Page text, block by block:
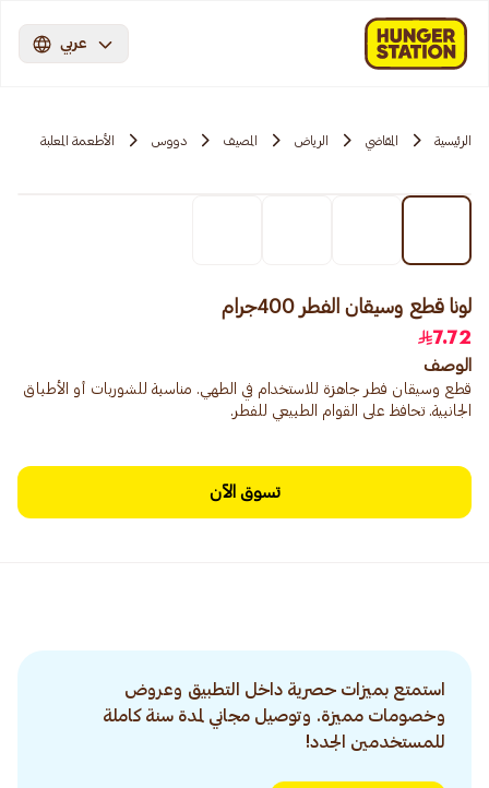
عربي
الرئيسية المقاضي الرياض المصيف دووس الأطعمة المعلبة
لونا قطع وسيقان الفطر 400جرام
7.72
الوصف
قطع وسيقان فطر جاهزة للاستخدام في الطهي. مناسبة للشوربات أو الأطباق
الجانبية. تحافظ على القوام الطبيعي للفطر.
تسوق الآن
استمتع بميزات حصرية داخل التطبيق وعروض
وخصومات مميزة. وتوصيل مجاني لمدة سنة كاملة
للمستخدمين الجدد!